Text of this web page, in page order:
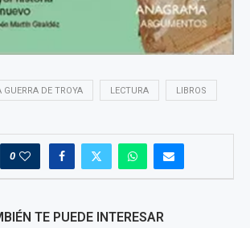
GUERRA DE TROYA LECTURA LIBROS
0
TE PUEDE INTERESAR